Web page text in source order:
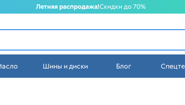
Летняя распродажа!Скидки до 70%
Шины и диски Блог
Екатеринбурге